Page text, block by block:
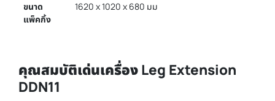
ขนาด
แพ็คกิ้ง
1620 x 1020 x 680 มม
คุณสมบัติเด่นเครื่อง Leg Extension
DDN11